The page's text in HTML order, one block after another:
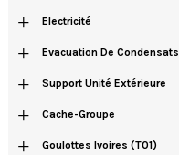
+ Electricité
+ Evacuation De Condensats
+ Support Unité Extérieure
+ Cache-Groupe
+ Goulottes Ivoires (T01)